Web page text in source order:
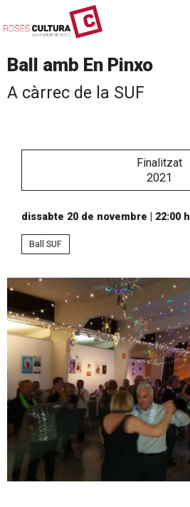
Ball amb En Pinxo
A càrrec de la SUF
Finalitzat
2021
dissabte 20 de novembre 22:00 h
Ball SUF